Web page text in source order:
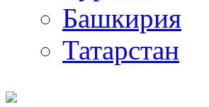
Башкирия
Татарстан